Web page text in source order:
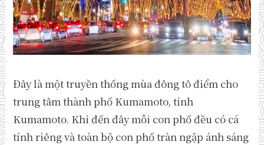
Đây là một truyền thống mùa đông tô điểm cho
trung tâm thành phố Kumamoto, tỉnh
Kumamoto. Khi đến đây mỗi con phố đều có cá
tính riêng và toàn bộ con phố tràn ngập ánh sáng